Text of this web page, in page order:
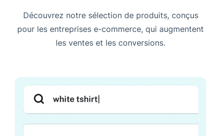
Découvrez notre sélection de produits, conçus
pour les entreprises e-commerce, qui augmentent
les ventes et les conversions.